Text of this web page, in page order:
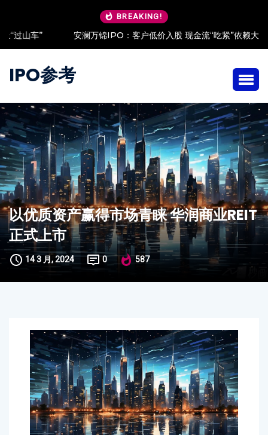
BREAKING!
安澜万锦IPO：客户低价入股 现金流“吃紧”依赖大客户
IPO参考
以优质资产赢得市场青睐 华润商业REIT
正式上市
14 3 月, 2024 0 587